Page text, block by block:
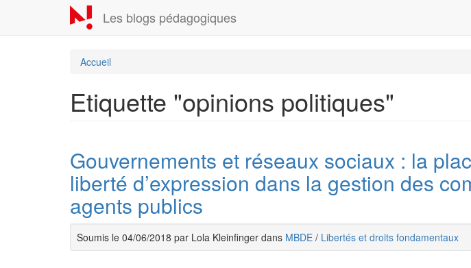
contenu
Les blogs pédagogiques
Accueil
Etiquette "opinions politiques"
Gouvernements et réseaux sociaux : la
liberté d’expression dans la gestion des
agents publics
Soumis le 04/06/2018 par Lola Kleinfinger dans MBDE / Libertés et droits fondamentaux